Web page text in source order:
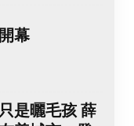
幕
是曬毛孩 薛